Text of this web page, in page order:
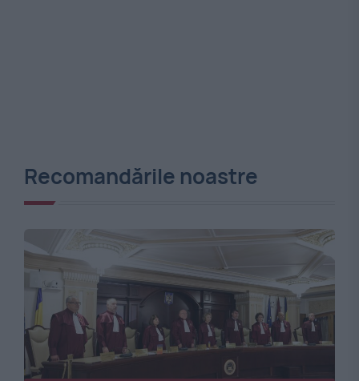
Recomandările noastre